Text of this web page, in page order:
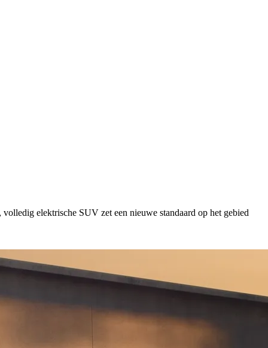
elektrische SUV zet een nieuwe standaard op het gebied